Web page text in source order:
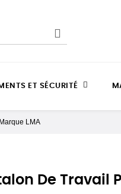
ET SÉCURITÉ
LMA
De Travail